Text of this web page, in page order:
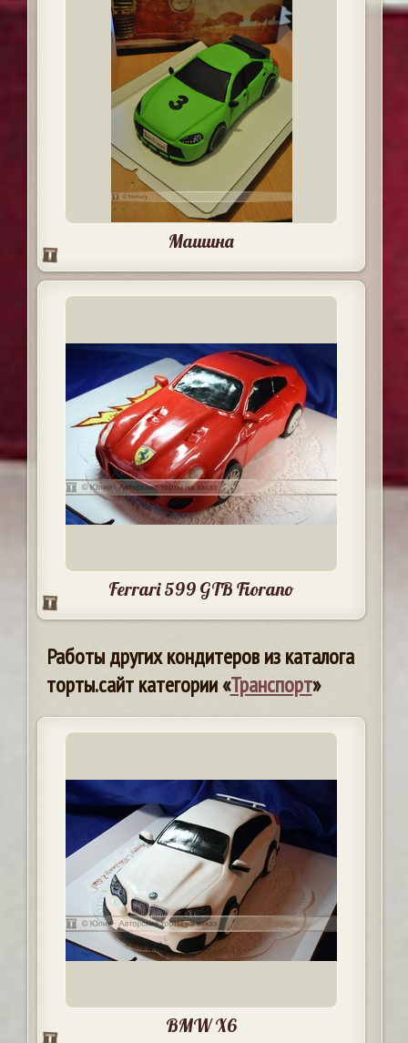
Машина
Ferrari 599 GTB Fiorano
Работы других кондитеров из каталога
торты.сайт категории «Транспорт»
BMW X6